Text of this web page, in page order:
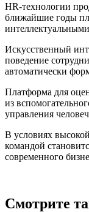
HR-технологии
ближайшие годы
Искусственный
поведение
автоматически
Платформа для
из
управления
В условиях
командой
современного
Смотрите